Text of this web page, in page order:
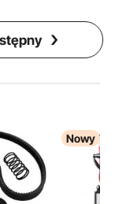
Nowy